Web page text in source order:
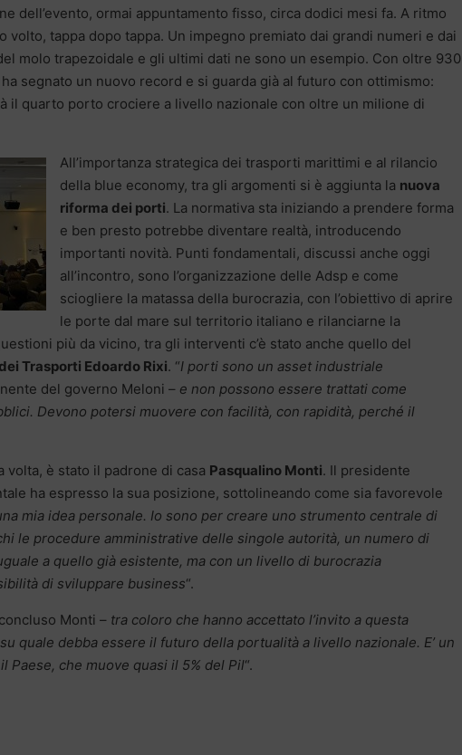
dell’evento, ormai appuntamento fisso, circa dodici mesi fa. A ritmo
volto, tappa dopo tappa. Un impegno premiato dai grandi numeri e dai
molo trapezoidale e gli ultimi dati ne sono un esempio. Con oltre 930
segnato un nuovo record e si guarda già al futuro con ottimismo:
il quarto porto crociere a livello nazionale con oltre un milione di
All’importanza strategica dei trasporti marittimi e al rilancio
della blue economy, tra gli argomenti si è aggiunta la nuova
riforma dei porti. La normativa sta iniziando a prendere forma
e ben presto potrebbe diventare realtà, introducendo
importanti novità. Punti fondamentali, discussi anche oggi
all’incontro, sono l’organizzazione delle Adsp e come
sciogliere la matassa della burocrazia, con l’obiettivo di aprire
le porte dal mare sul territorio italiano e rilanciarne la
più da vicino, tra gli interventi c’è stato anche quello del
Trasporti Edoardo Rixi. “I porti sono un asset industriale
del governo Meloni – e non possono essere trattati come
Devono potersi muovere con facilità, con rapidità, perché il
volta, è stato il padrone di casa Pasqualino Monti. Il presidente
ha espresso la sua posizione, sottolineando come sia favorevole
mia idea personale. Io sono per creare uno strumento centrale di
le procedure amministrative delle singole autorità, un numero di
a quello già esistente, ma con un livello di burocrazia
di sviluppare business“.
Monti – tra coloro che hanno accettato l’invito a questa
quale debba essere il futuro della portualità a livello nazionale. E’ un
Paese, che muove quasi il 5% del Pil“.